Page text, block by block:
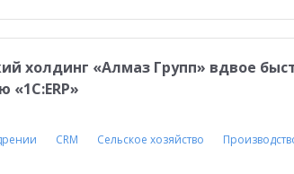
холдинг «Алмаз Групп» вдвое
«1С:ERP»
CRM Сельское хозяйство